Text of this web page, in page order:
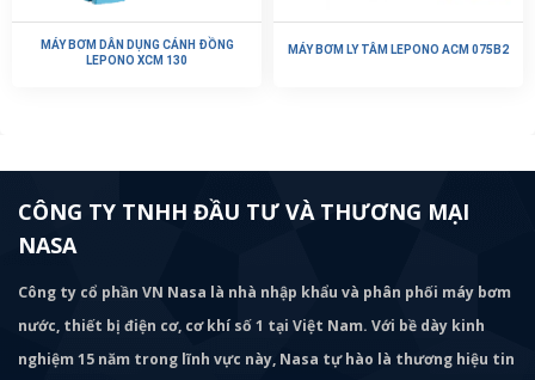
MÁY BƠM DÂN DỤNG CÁNH ĐỒNG
LEPONO XCM 130
MÁY BƠM LY TÂM LEPONO ACM 075B2
CÔNG TY TNHH ĐẦU TƯ VÀ THƯƠNG MẠI
NASA
Công ty cổ phần VN Nasa là nhà nhập khẩu và phân phối máy bơm
nước, thiết bị điện cơ, cơ khí số 1 tại Việt Nam. Với bề dày kinh
nghiệm 15 năm trong lĩnh vực này, Nasa tự hào là thương hiệu tin